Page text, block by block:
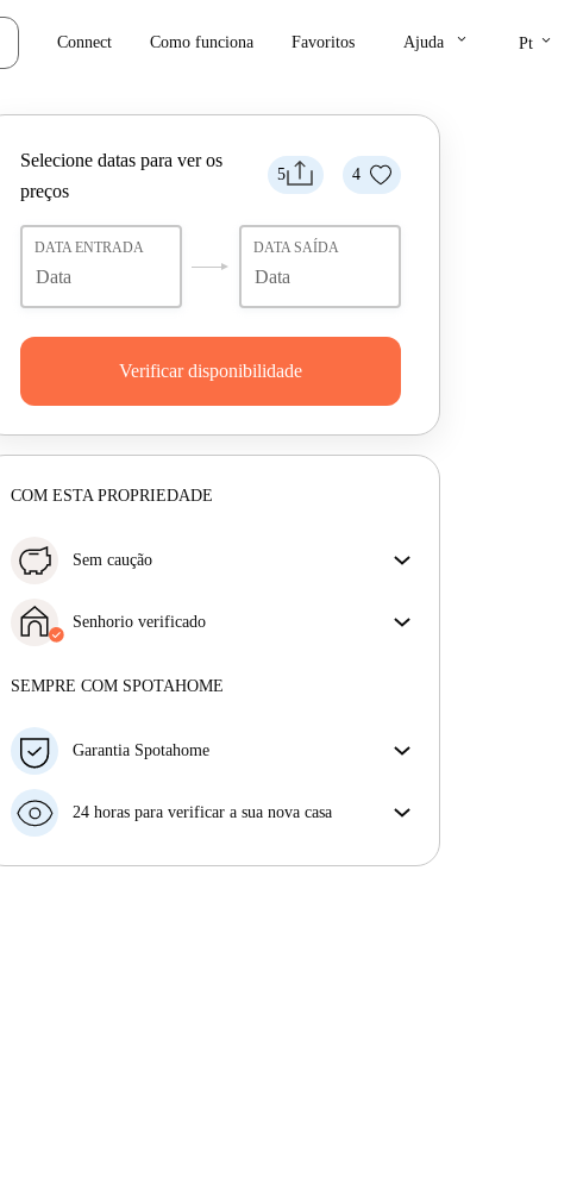
Connect Como funciona Favoritos Ajuda keyboard_arrow_down Pt keyboard_arrow_down
5 4
Selecione datas para ver os
preços
DATA ENTRADA DATA SAÍDA
Verificar disponibilidade
COM ESTA PROPRIEDADE
Sem caução
mudança sem depósito.
Senhorio verificado
Mais sobre este senhorio
SEMPRE COM SPOTAHOME
Garantia Spotahome
antecedência, nós iremos A) pagar um hotel e ajudá-
seu dinheiro na totalidade.
24 horas para verificar a sua nova casa